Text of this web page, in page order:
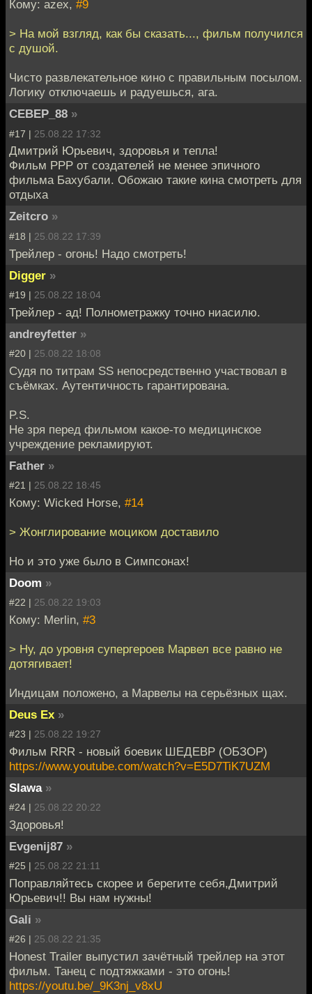
Кому: azex, #9
> На мой взгляд, как бы сказать..., фильм получился
с душой.
Чисто развлекательное кино с правильным посылом.
Логику отключаешь и радуешься, ага.
CEBEP_88 »
#17 | 25.08.22 17:32
Дмитрий Юрьевич, здоровья и тепла!
Фильм РРР от создателей не менее эпичного
фильма Бахубали. Обожаю такие кина смотреть для
отдыха
Zeitcro »
#18 | 25.08.22 17:39
Трейлер - огонь! Надо смотреть!
Digger »
#19 | 25.08.22 18:04
Трейлер - ад! Полнометражку точно ниасилю.
andreyfetter »
#20 | 25.08.22 18:08
Судя по титрам SS непосредственно участвовал в
съёмках. Аутентичность гарантирована.
P.S.
Не зря перед фильмом какое-то медицинское
учреждение рекламируют.
Father »
#21 | 25.08.22 18:45
Кому: Wicked Horse, #14
> Жонглирование моциком доставило
Но и это уже было в Симпсонах!
Doom »
#22 | 25.08.22 19:03
Кому: Merlin, #3
> Ну, до уровня супергероев Марвел все равно не
дотягивает!
Индицам положено, а Марвелы на серьёзных щах.
Deus Ex »
#23 | 25.08.22 19:27
Фильм RRR - новый боевик ШЕДЕВР (ОБЗОР)
https://www.youtube.com/watch?v=E5D7TiK7UZM
Slawa »
#24 | 25.08.22 20:22
Здоровья!
Evgenij87 »
#25 | 25.08.22 21:11
Поправляйтесь скорее и берегите себя,Дмитрий
Юрьевич!! Вы нам нужны!
Gali »
#26 | 25.08.22 21:35
Honest Trailer выпустил зачётный трейлер на этот
фильм. Танец с подтяжками - это огонь!
https://youtu.be/_9K3nj_v8xU